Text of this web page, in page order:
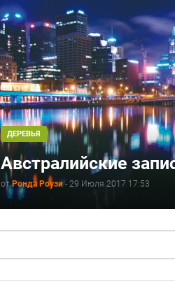
ДЕРЕВЬЯ
Австралийские
отРонда Роузи- 29 Июля 2017 17:53